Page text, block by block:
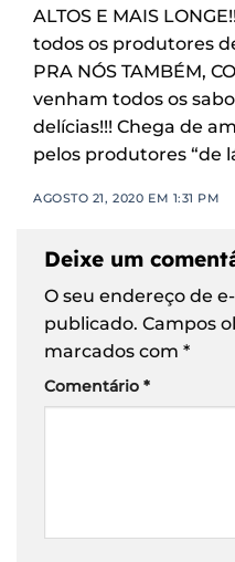
ALTOS E MAIS
todos os produtores
PRA NÓS TAMBÉM,
venham todos os
delícias!!! Chega de
pelos produtores “de
AGOSTO 21, 2020 EM 1:31 PM
Deixe um
O seu endereço de
publicado. Campos
marcados com *
Comentário *